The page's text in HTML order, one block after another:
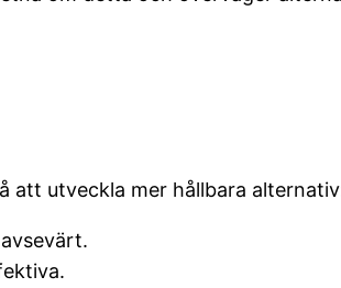
att utveckla mer hållbara